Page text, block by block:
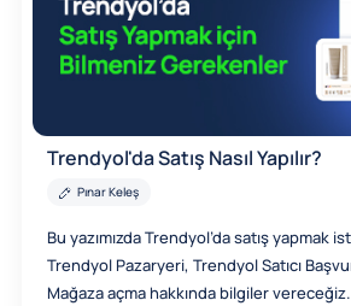
Trendyol'da Satış Nasıl Yapılır?
Pınar Keleş
Bu yazımızda Trendyol’da satış yapmak
Trendyol Pazaryeri, Trendyol Satıcı
Mağaza açma hakkında bilgiler vereceğiz.